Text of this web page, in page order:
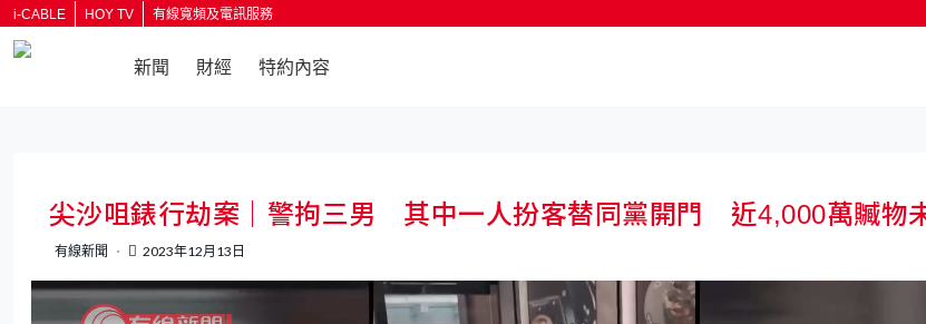
i-CABLE HOY TV 有線寬頻及電訊服務
新聞 財經 特約內容
尖沙咀錶行劫案｜警拘三男 其中一人扮客替同黨開門 近4,000萬贓物
有線新聞 2023年12月13日